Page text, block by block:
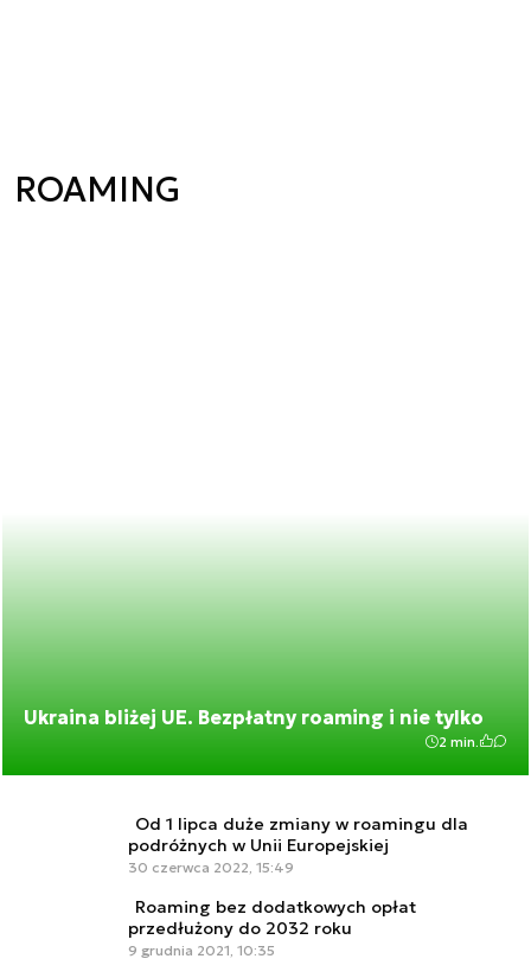
ROAMING
Ukraina bliżej UE. Bezpłatny roaming i nie tylko
2 min.
Od 1 lipca duże zmiany w roamingu dla
podróżnych w Unii Europejskiej
30 czerwca 2022, 15:49
Roaming bez dodatkowych opłat
przedłużony do 2032 roku
9 grudnia 2021, 10:35